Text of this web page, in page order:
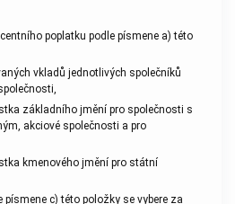
poplatku podle písmene a) této
vkladů jednotlivých společníků
základního jmění pro společnosti s
akciové společnosti a pro
kmenového jmění pro státní
písmene c) této položky se vybere za